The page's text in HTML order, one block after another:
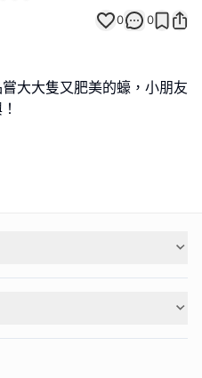
0 0
大大隻又肥美的蠔，小朋友